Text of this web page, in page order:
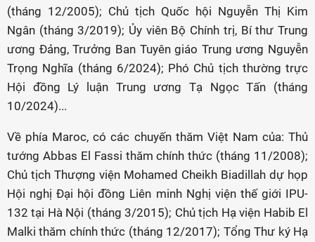
(tháng 12/2005); Chủ tịch Quốc hội Nguyễn Thị Kim
Ngân (tháng 3/2019); Ủy viên Bộ Chính trị, Bí thư Trung
ương Đảng, Trưởng Ban Tuyên giáo Trung ương Nguyễn
Trọng Nghĩa (tháng 6/2024); Phó Chủ tịch thường trực
Hội đồng Lý luận Trung ương Tạ Ngọc Tấn (tháng
10/2024)...
Về phía Maroc, có các chuyến thăm Việt Nam của: Thủ
tướng Abbas El Fassi thăm chính thức (tháng 11/2008);
Chủ tịch Thượng viện Mohamed Cheikh Biadillah dự họp
Hội nghị Đại hội đồng Liên minh Nghị viện thế giới IPU-
132 tại Hà Nội (tháng 3/2015); Chủ tịch Hạ viện Habib El
Malki thăm chính thức (tháng 12/2017); Tổng Thư ký Hạ